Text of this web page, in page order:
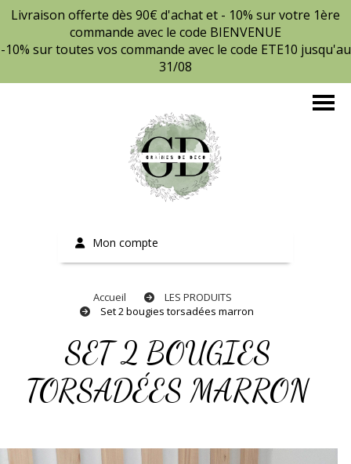
Livraison offerte dès 90€ d'achat et - 10% sur votre 1ère
commande avec le code BIENVENUE
-10% sur toutes vos commande avec le code ETE10 jusqu'au
31/08
Mon compte
Accueil
LES PRODUITS
Set 2 bougies torsadées marron
SET 2 BOUGIES
TORSADÉES MARRON